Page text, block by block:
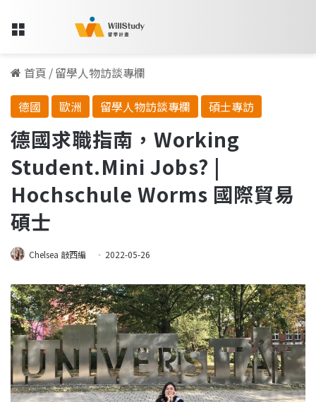
Menu
首頁 /留學人物訪談專欄
德國
歐洲 留學人物訪談專欄 碩士專訪
德國求職指南，Working
Student.Mini Jobs? |
Hochschule Worms 國際貿易
碩士
Chelsea 敲西編 2022-05-26